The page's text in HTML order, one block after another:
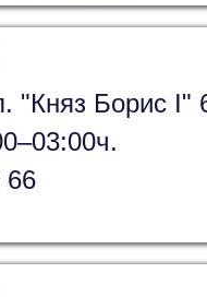
"Княз Борис I"
66